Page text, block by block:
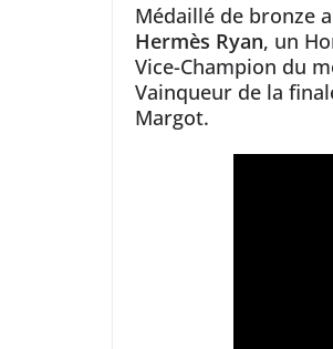
Médaillé de bronze
Hermès Ryan, un
Vice-Champion du
Vainqueur de la
Margot.